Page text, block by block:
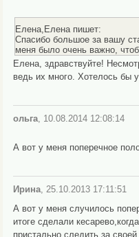
Елена,Елена пишет:
Спасибо большое за вашу
меня было очень важно,
Елена, здравствуйте!
ведь их много. Хотелось бы
ольга, 10.08.2014 12:08:14
А вот у меня поперечное
Ирина, 25.10.2013 17:11:51
А вот у меня случилось
итоге сделали
пристально следить за